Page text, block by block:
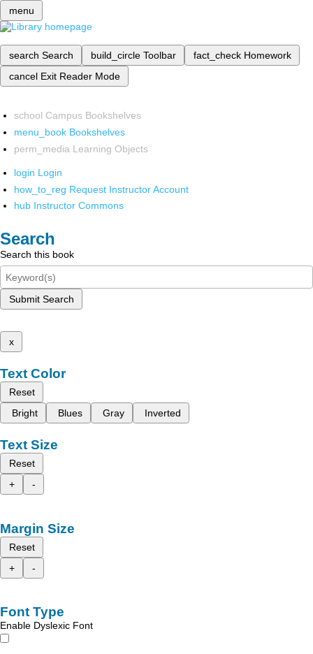
menu
search Search build_circle Toolbar fact_check Homework
cancel Exit Reader Mode
school Campus Bookshelves
menu_book Bookshelves
perm_media Learning Objects
login Login
how_to_reg Request Instructor Account
hub Instructor Commons
Search
Search this book
Submit Search
x
Text Color
Reset
Bright
Blues Gray Inverted
Text Size
Reset
+
-
Margin Size
Reset
+
-
Font Type
Enable Dyslexic Font